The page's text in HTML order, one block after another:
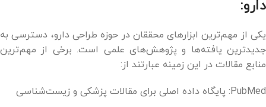
دارو:
یکی از مهم‌ترین ابزارهای محققان در حوزه طراحی دارو، دسترسی به
جدیدترین یافته‌ها و پژوهش‌های علمی است. برخی از مهم‌ترین
منابع مقالات در این زمینه عبارتند از:
PubMed: پایگاه داده اصلی برای مقالات پزشکی و زیست‌شناسی